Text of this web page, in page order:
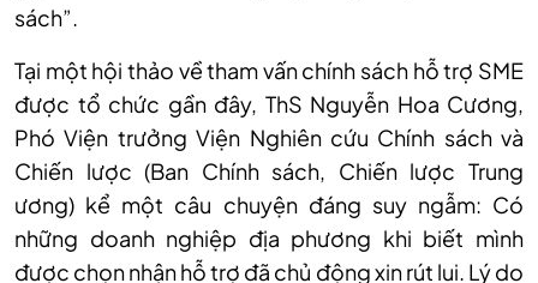
sách”.
Tại một hội thảo về tham vấn chính sách hỗ trợ SME
được tổ chức gần đây, ThS Nguyễn Hoa Cương,
Phó Viện trưởng Viện Nghiên cứu Chính sách và
Chiến lược (Ban Chính sách, Chiến lược Trung
ương) kể một câu chuyện đáng suy ngẫm: Có
những doanh nghiệp địa phương khi biết mình
được chọn nhận hỗ trợ đã chủ động xin rút lui. Lý do